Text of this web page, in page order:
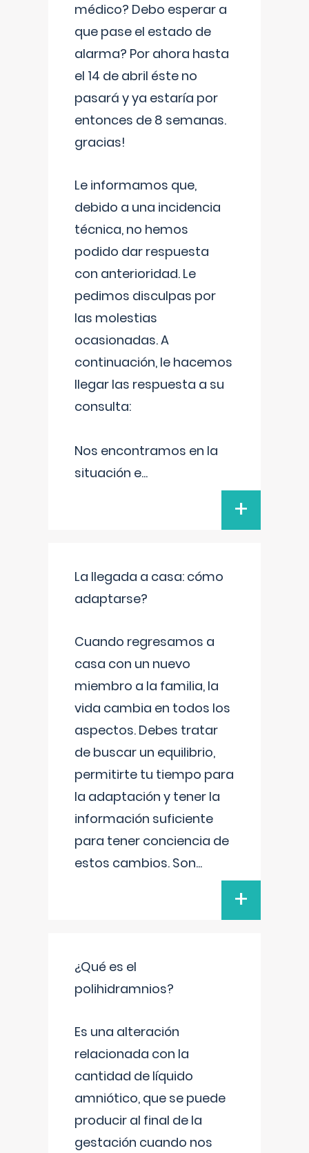
médico? Debo esperar a
que pase el estado de
alarma? Por ahora hasta
el 14 de abril éste no
pasará y ya estaría por
entonces de 8 semanas.
gracias!
Le informamos que,
debido a una incidencia
técnica, no hemos
podido dar respuesta
con anterioridad. Le
pedimos disculpas por
las molestias
ocasionadas. A
continuación, le hacemos
llegar las respuesta a su
consulta:
Nos encontramos en la
situación e...
+
La llegada a casa: cómo
adaptarse?
Cuando regresamos a
casa con un nuevo
miembro a la familia, la
vida cambia en todos los
aspectos. Debes tratar
de buscar un equilibrio,
permitirte tu tiempo para
la adaptación y tener la
información suficiente
para tener conciencia de
estos cambios. Son...
+
¿Qué es el
polihidramnios?
Es una alteración
relacionada con la
cantidad de líquido
amniótico, que se puede
producir al final de la
gestación cuando nos